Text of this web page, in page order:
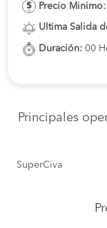
Precio Minimo:
Ultima Salida
Duración: 00
Principales
SuperCiva